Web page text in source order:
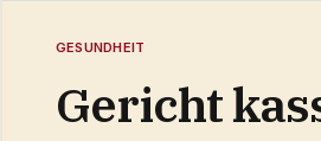
GESUNDHEIT
Gericht